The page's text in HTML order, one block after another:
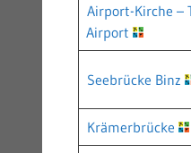
Airport-Kirche –
Airport
Seebrücke Binz
Krämerbrücke